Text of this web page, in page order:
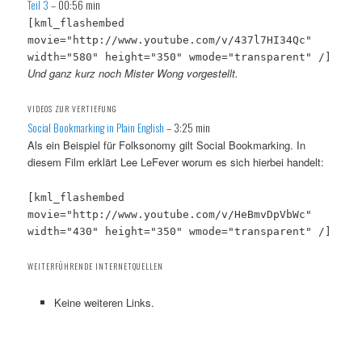
Teil 3 – 00:56 min
[kml_flashembed
movie="http://www.youtube.com/v/437l7HI34Qc"
width="580" height="350" wmode="transparent" /]
Und ganz kurz noch Mister Wong vorgestellt.
VIDEOS ZUR VERTIEFUNG
Social Bookmarking in Plain English – 3:25 min
Als ein Beispiel für Folksonomy gilt Social Bookmarking. In
diesem Film erklärt Lee LeFever worum es sich hierbei handelt:
[kml_flashembed
movie="http://www.youtube.com/v/HeBmvDpVbWc"
width="430" height="350" wmode="transparent" /]
WEITERFÜHRENDE INTERNETQUELLEN
Keine weiteren Links.